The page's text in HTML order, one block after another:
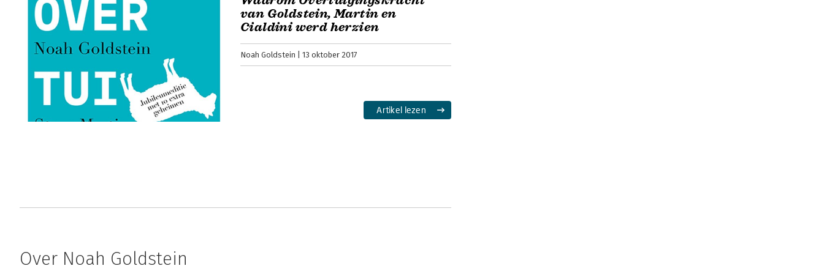
Psychologie en marketing: een duivelse combinatie
Steven de Jong | 18 juni 2008
Het is dat er een epiloog over 'ethisch verantwoord beïnvloeden' in zit, anders had
ik dit 'Handboek voor de wereld', zoals The Times het lofprijzend noemt, meteen in
de fik gestoken. Want na lezing van Overtuigingskracht wordt me pijnlijk duidelijk
hoe ik me al die jaren heb laten beetnemen.
van Goldstein, Martin en
Cialdini werd herzien
Noah Goldstein 13 oktober 2017
Artikel lezen
Over Noah Goldstein